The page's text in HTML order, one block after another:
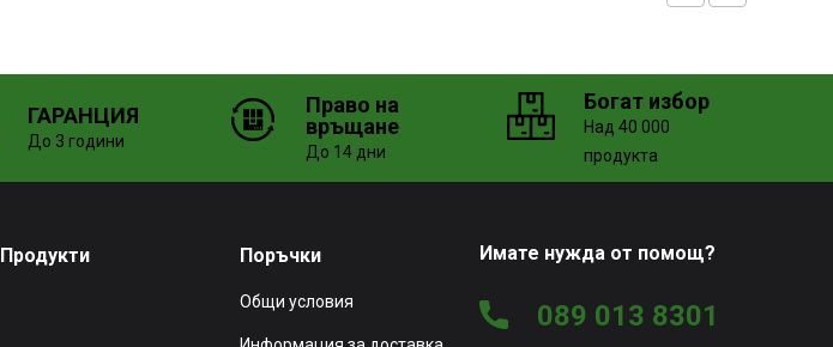
ГАРАНЦИЯ
До 3 години
Право на
връщане
До 14 дни
Богат избор
Над 40 000
продукта
Продукти Поръчки
Общи условия
Имате нужда от помощ?
089 013 8301